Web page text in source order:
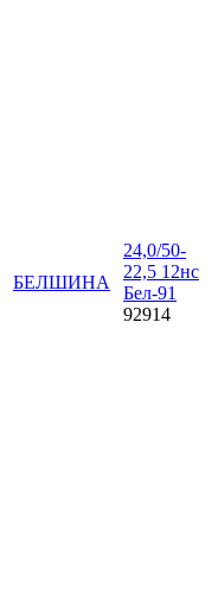
БЕЛШИНА
24,0/50-
22,5 12нс
Бел-91
92914